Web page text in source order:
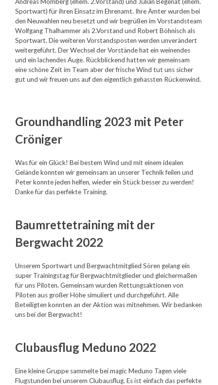
Sportwart) für ihren Einsatz im Ehrenamt. Ihre Ämter wurden bei
den Neuwahlen neu besetzt und wir begrüßen im Vorstandsteam
Wolfgang Thalhammer als 2.Vorstand und Robert Böhnisch als
Sportwart. Die weiteren Vorstandsposten werden unverändert
weitergeführt. Der Wechsel der Vorstände hat ein weinendes
und ein lachendes Auge. Rückblickend hatten wir gemeinsam
eine schöne Zeit im Team aber der frische Wind tut uns sicher
gut und wir freuen uns auf den eigentlich gehassten Rückenwind.
Groundhandling 2023 mit Peter
Cröniger
Was für ein Glück! Bei bestem Wind und mit einem idealen
Gelände konnten wir gemeinsam an unserer Technik feilen und
Peter konnte jeden helfen, wieder ein Stück besser zu werden!
Danke für das perfekte Training.
Baumrettetraining mit der
Bergwacht 2022
Unserem Sportwart und Bergwachtmitglied Sören gelang ein
super Trainingstag für Bergwachtmitglieder und gleichermaßen
für uns Piloten. Gemeinsam wurden Rettungsaktionen von
Piloten aus großer Höhe simuliert und durchgeführt. Alle
Beteiligten konnten an der Aktion was mitnehmen. Wir bedanken
uns bei der Bergwacht!
Clubausflug Meduno 2022
Eine kleine Gruppe sammelte bei magic Meduno Tagen viele
Flugstunden bei unserem Clubausflug. Es ist einfach das perfekte